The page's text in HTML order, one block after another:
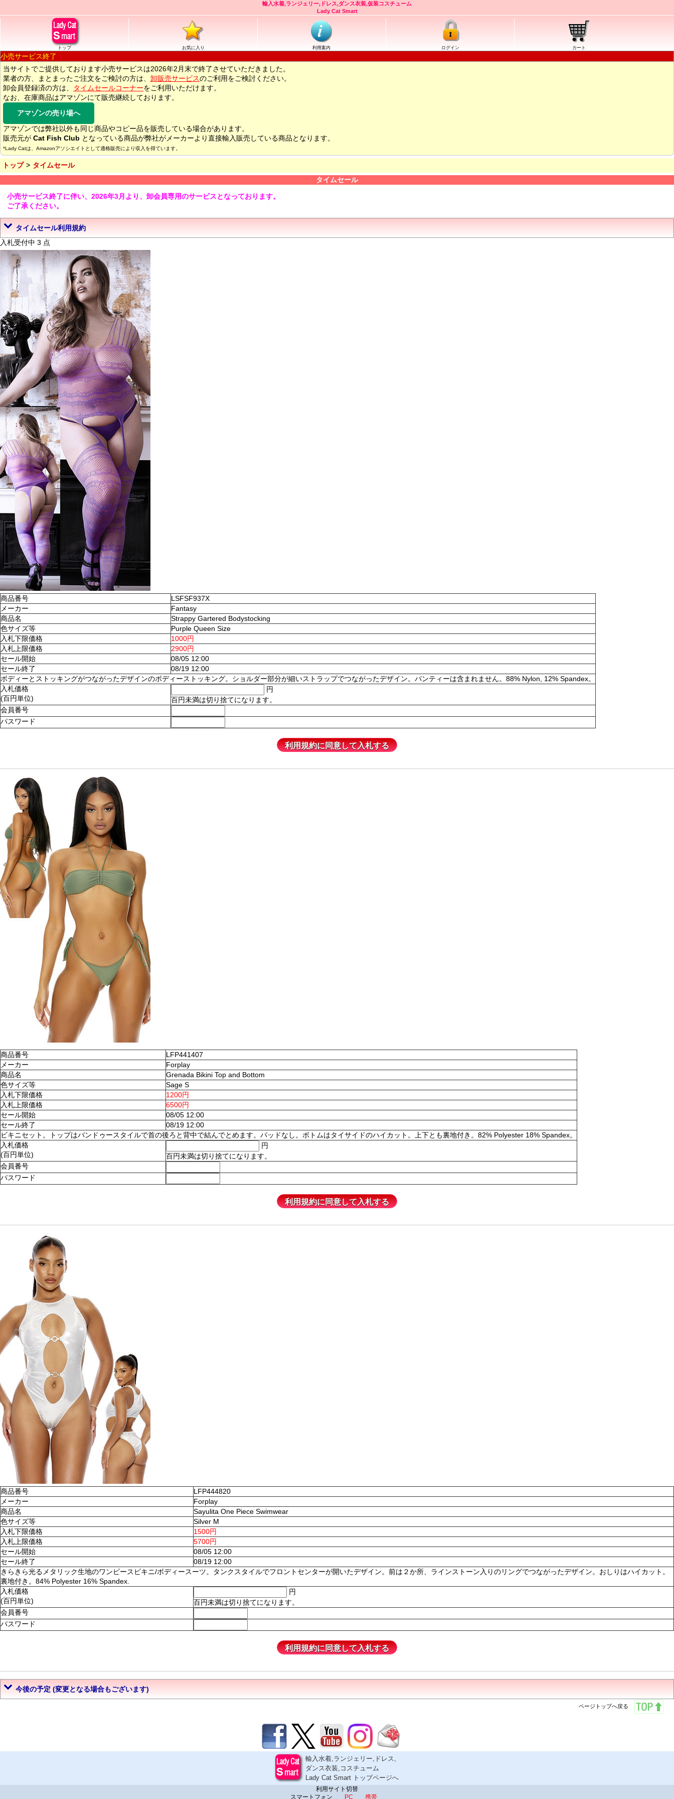
輸入水着,ランジェリー,ドレス,ダンス衣装,仮装コスチューム
Lady Cat Smart
トップ お気に入り 利用案内 ログイン カート
小売サービス終了
当サイトでご提供しております小売サービスは2026年2月末で終了させていただきました。
業者の方、まとまったご注文をご検討の方は、 卸販売サービスのご利用をご検討ください。
卸会員登録済の方は、
タイムセールコーナーをご利用いただけます。
なお、在庫商品はアマゾンにて販売継続しております。
アマゾンの売り場へ
アマゾンでは弊社以外も同じ商品やコピー品を販売している場合があります。
販売元が Cat Fish Club となっている商品が弊社がメーカーより直接輸入販売している商品となります。
*Lady Catは、Amazonアソシエイトとして適格販売により収入を得ています。
トップ
タイムセール
タイムセール
小売サービス終了に伴い、2026年3月より、卸会員専用のサービスとなっております。
ご了承ください。
タイムセール利用規約
入札受付中 3 点
商品番号
LSFSF937X
メーカー
Fantasy
商品名
Strappy Gartered Bodystocking
色サイズ等
Purple Queen Size
入札下限価格
1000円
入札上限価格
2900円
セール開始
08/05 12:00
セール終了
08/19 12:00
ボディーとストッキングがつながったデザインのボディーストッキング。ショルダー部分が細いストラップでつながったデザイン。パンティーは含まれません。88% Nylon, 12% Spandex。
入札価格
(百円単位)
円
百円未満は切り捨てになります。
会員番号
パスワード
商品番号
LFP441407
メーカー
Forplay
商品名
Grenada Bikini Top and Bottom
色サイズ等
Sage S
入札下限価格
1200円
入札上限価格
6500円
セール開始
08/05 12:00
セール終了
08/19 12:00
ビキニセット。トップはバンドゥースタイルで首の後ろと背中で結んでとめます。パッドなし。ボトムはタイサイドのハイカット。上下とも裏地付き。82% Polyester 18% Spandex。
入札価格
(百円単位)
円
百円未満は切り捨てになります。
会員番号
パスワード
商品番号
LFP444820
メーカー
Forplay
商品名
Sayulita One Piece Swimwear
色サイズ等
Silver M
入札下限価格
1500円
入札上限価格
5700円
セール開始
08/05 12:00
セール終了
08/19 12:00
きらきら光るメタリック生地のワンピースビキニ/ボディースーツ。タンクスタイルでフロントセンターが開いたデザイン。前は２か所、ラインストーン入りのリングでつながったデザイン。おしりはハイカット。
裏地付き。84% Polyester 16% Spandex.
入札価格
(百円単位)
円
百円未満は切り捨てになります。
会員番号
パスワード
今後の予定 (変更となる場合もございます)
ページトップへ戻る
輸入水着,ランジェリー,ドレス,
ダンス衣装,コスチューム
Lady Cat Smart トップページへ
利用サイト切替
スマートフォン
PC 携帯